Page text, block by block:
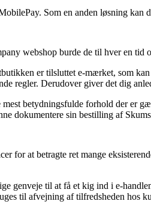
Som en anden løsning
webshop burde de til hver en
er tilsluttet e-mærket, som
regler. Derudover giver det dig
betydningsfulde forhold der er
dokumentere sin bestilling af
for at betragte ret mange
genveje til at få et kig ind i e-
til afvejning af tilfredsheden hos